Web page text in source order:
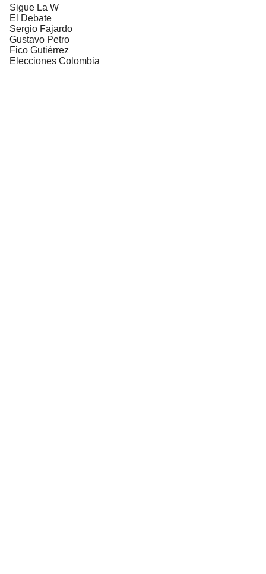
Sigue La W
El Debate
Sergio Fajardo
Gustavo Petro
Fico Gutiérrez
Elecciones Colombia